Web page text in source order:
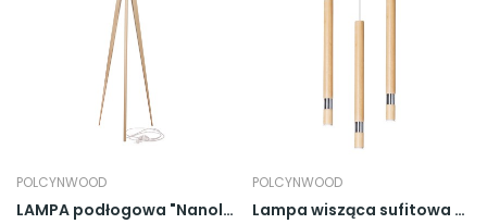
POLCYNWOOD
LAMPA podłogowa "Nanola" Natura
POLCYNWOOD
Lampa wisząca sufitowa drewno Buk Ruki Natura x 3